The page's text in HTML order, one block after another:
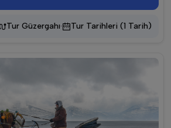
Tur Güzergahı· Tur Tarihleri (1 Tarih)